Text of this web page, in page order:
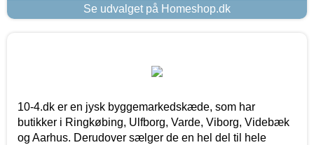
Se udvalget på Homeshop.dk
10-4.dk er en jysk byggemarkedskæde, som har
butikker i Ringkøbing, Ulfborg, Varde, Viborg, Videbæk
og Aarhus. Derudover sælger de en hel del til hele